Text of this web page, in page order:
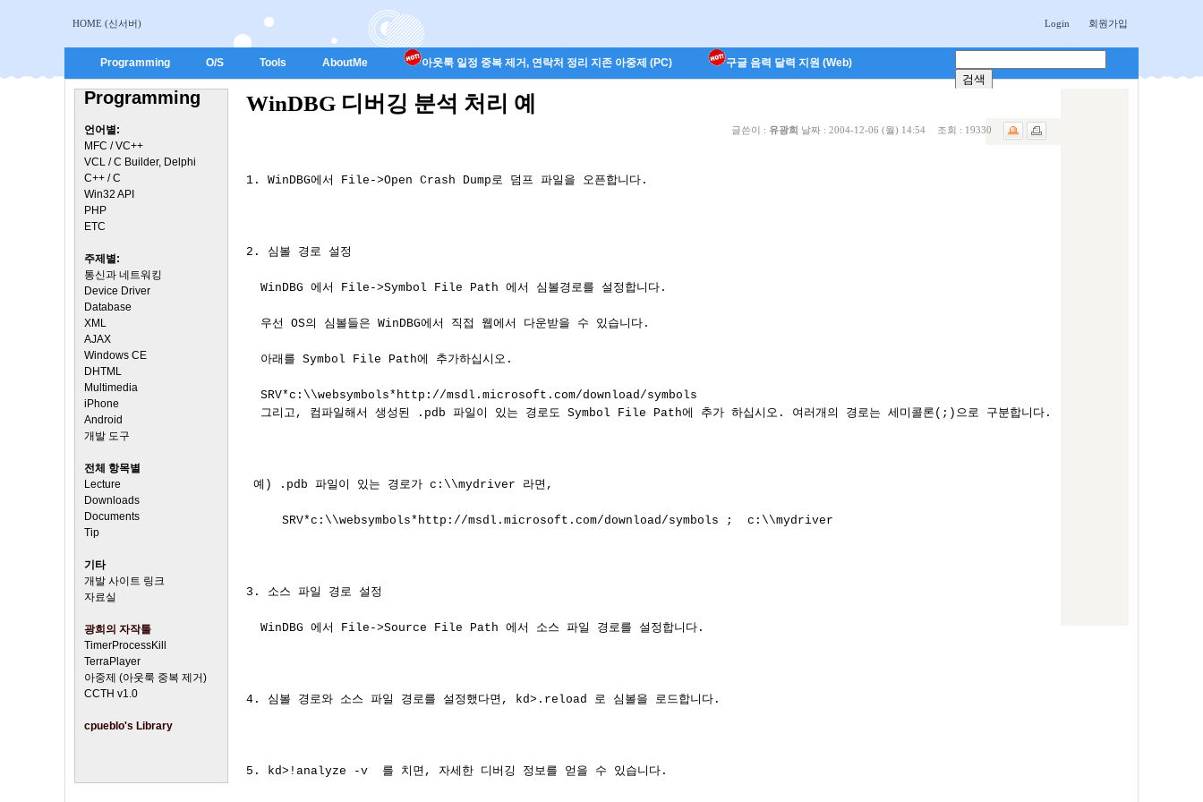
HOME (신서버) Login 회원가입
Programming O/S Tools AboutMe 아웃룩 일정 중복 제거, 연락처 정리 지존 아중제 (PC) 구글 음력 달력 지원 (Web)
Programming
언어별:
MFC / VC++
VCL / C Builder, Delphi
C++ / C
Win32 API
PHP
ETC
주제별:
통신과 네트워킹
Device Driver
Database
XML
AJAX
Windows CE
DHTML
Multimedia
iPhone
Android
개발 도구
전체 항목별
Lecture
Downloads
Documents
Tip
기타
개발 사이트 링크
자료실
광희의 자작툴
TimerProcessKill
TerraPlayer
아중제 (아웃룩 중복 제거)
CCTH v1.0
cpueblo's Library
WinDBG 디버깅 분석 처리 예
글쓴이 : 유광희 날짜 : 2004-12-06 (월) 14:54 조회 : 19330
1. WinDBG에서 File->Open Crash Dump로 덤프 파일을 오픈합니다.
2. 심볼 경로 설정
  WinDBG 에서 File->Symbol File Path 에서 심볼경로를 설정합니다.
  우선 OS의 심볼들은 WinDBG에서 직접 웹에서 다운받을 수 있습니다.
  아래를 Symbol File Path에 추가하십시오.
  SRV*c:\\websymbols*http://msdl.microsoft.com/download/symbols
  그리고, 컴파일해서 생성된 .pdb 파일이 있는 경로도 Symbol File Path에 추가 하십시오. 여러개의 경로는 세미콜론(;)으로 구분합니다.
예) .pdb 파일이 있는 경로가 c:\\mydriver 라면,
     SRV*c:\\websymbols*http://msdl.microsoft.com/download/symbols ;  c:\\mydriver
3. 소스 파일 경로 설정
  WinDBG 에서 File->Source File Path 에서 소스 파일 경로를 설정합니다.
4. 심볼 경로와 소스 파일 경로를 설정했다면, kd>.reload 로 심볼을 로드합니다.
5. kd>!analyze -v  를 치면, 자세한 디버깅 정보를 얻을 수 있습니다.